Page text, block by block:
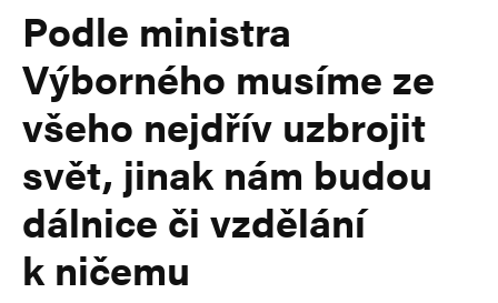
Podle ministra
Výborného musíme ze
všeho nejdřív uzbrojit
svět, jinak nám budou
dálnice či vzdělání
k ničemu